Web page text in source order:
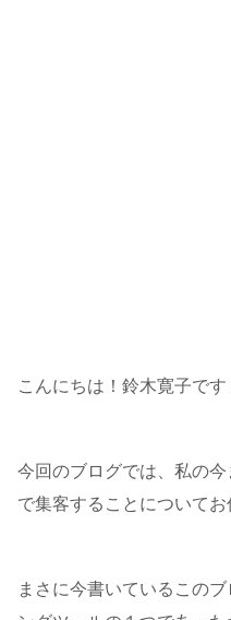
こんにちは！鈴木寛子です
今回のブログでは、私の
で集客することについてお
まさに今書いているこの